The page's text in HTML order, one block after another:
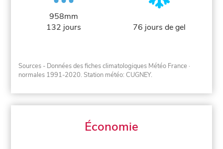
958mm
132 jours
76 jours de gel
Sources - Données des fiches climatologiques Météo France ·
normales 1991-2020. Station météo: CUGNEY.
Économie